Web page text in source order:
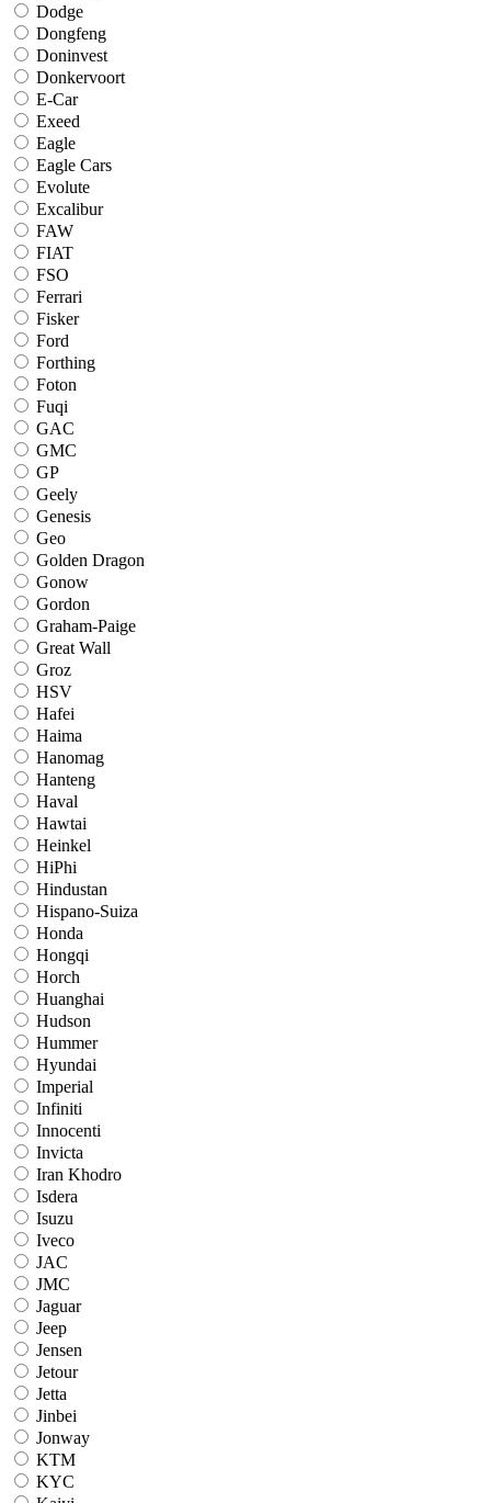
Dodge
Dongfeng
Doninvest
Donkervoort
E-Car
Exeed
Eagle
Eagle Cars
Evolute
Excalibur
FAW
FIAT
FSO
Ferrari
Fisker
Ford
Forthing
Foton
Fuqi
GAC
GMC
GP
Geely
Genesis
Geo
Golden Dragon
Gonow
Gordon
Graham-Paige
Great Wall
Groz
HSV
Hafei
Haima
Hanomag
Hanteng
Haval
Hawtai
Heinkel
HiPhi
Hindustan
Hispano-Suiza
Honda
Hongqi
Horch
Huanghai
Hudson
Hummer
Hyundai
Imperial
Infiniti
Innocenti
Invicta
Iran Khodro
Isdera
Isuzu
Iveco
JAC
JMC
Jaguar
Jeep
Jensen
Jetour
Jetta
Jinbei
Jonway
KTM
KYC